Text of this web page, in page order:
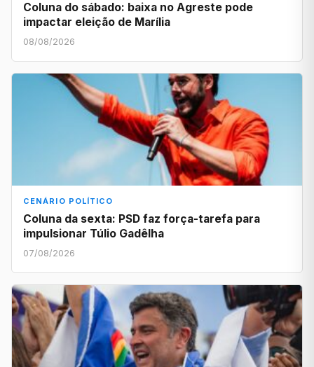
Coluna do sábado: baixa no Agreste pode
impactar eleição de Marília
08/08/2026
CENÁRIO POLÍTICO
Coluna da sexta: PSD faz força-tarefa para
impulsionar Túlio Gadêlha
07/08/2026